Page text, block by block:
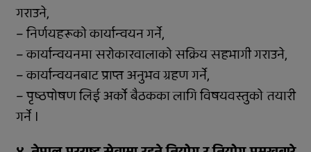
गराउने,
– निर्णयहरूको कार्यान्वयन गर्ने,
– कार्यान्वयनमा सरोकारवालाको सक्रिय सहभागी गराउने,
– कार्यान्वयनबाट प्राप्त अनुभव ग्रहण गर्ने,
– पृष्ठपोषण लिई अर्को बैठकका लागि विषयवस्तुको तयारी
गर्ने ।